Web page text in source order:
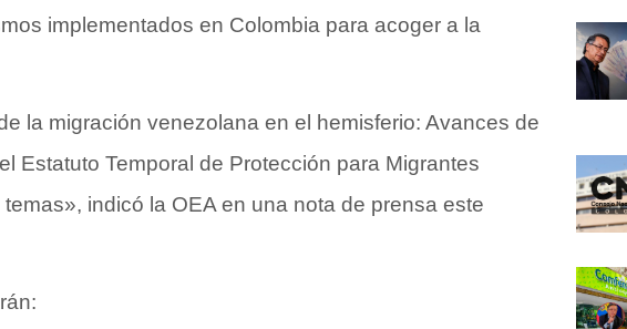
implementados en Colombia para acoger a la
la migración venezolana en el hemisferio: Avances de
Estatuto Temporal de Protección para Migrantes
indicó la OEA en una nota de prensa este